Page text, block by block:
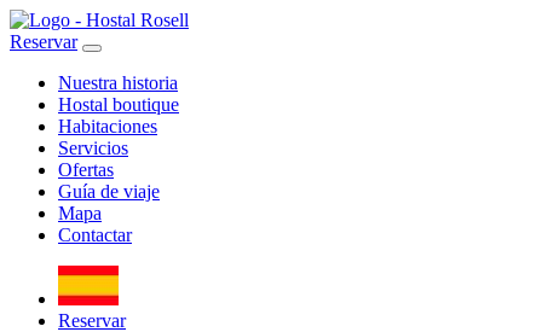
Reservar
Nuestra historia
Hostal boutique
Habitaciones
Servicios
Ofertas
Guía de viaje
Mapa
Contactar
Reservar